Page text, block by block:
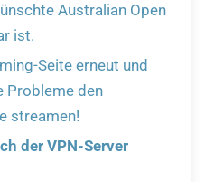
Australian Open
ist.
Seite erneut und
Probleme den
streamen!
der VPN-Server